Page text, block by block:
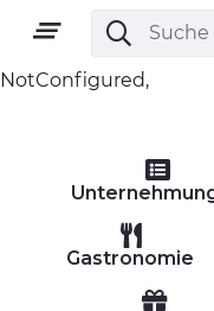
NotConfigured,
Gastronomie